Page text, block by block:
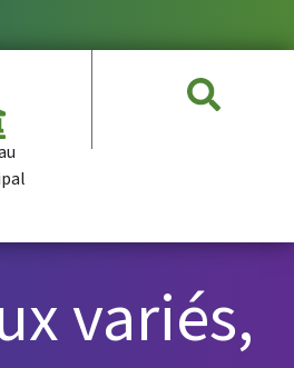
variés,